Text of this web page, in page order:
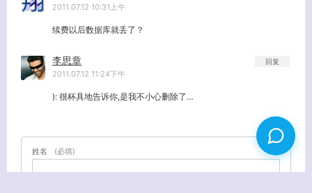
2011.07.12 10:31上午
续费以后数据库就丢了？
李思章
2011.07.12 11:24下午
): 很杯具地告诉你,是我不小心删除了…
回复
姓名 (必填)